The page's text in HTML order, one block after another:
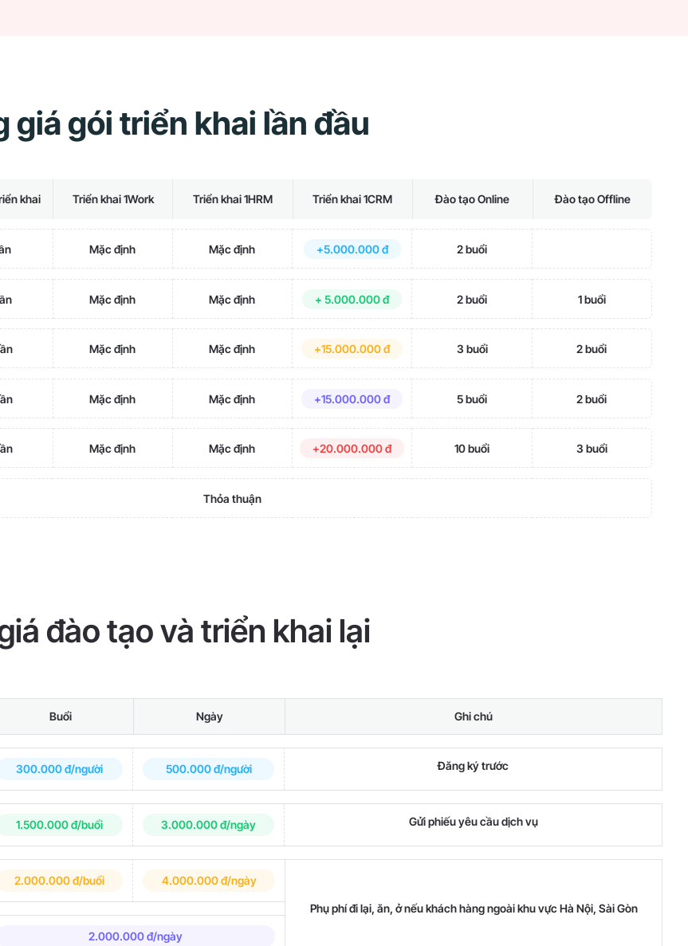
giá gói triển khai lần đầu
khai Triển khai 1Work Triển khai 1HRM Triển khai 1CRM Đào tạo Online Đào tạo Offline
Mặc định Mặc định +5.000.000 đ 2 buổi
Mặc định Mặc định + 5.000.000 đ 2 buổi 1 buổi
Mặc định Mặc định +15.000.000 đ 3 buổi 2 buổi
Mặc định Mặc định +15.000.000 đ 5 buổi 2 buổi
Mặc định Mặc định +20.000.000 đ 10 buổi 3 buổi
Thỏa thuận
đào tạo và triển khai lại
Buổi Ngày Ghi chú
300.000 đ/người 500.000 đ/người Đăng ký trước
1.500.000 đ/buổi 3.000.000 đ/ngày Gửi phiếu yêu cầu dịch vụ
2.000.000 đ/buổi 4.000.000 đ/ngày
Phụ phí đi lại, ăn, ở nếu khách hàng ngoài khu vực Hà Nội, Sài Gòn
2.000.000 đ/ngày